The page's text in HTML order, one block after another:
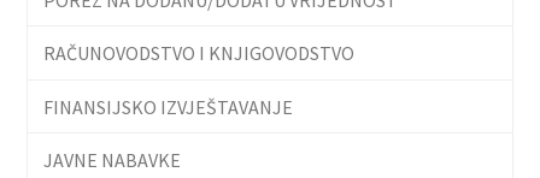
RAČUNOVODSTVO I KNJIGOVODSTVO
FINANSIJSKO IZVJEŠTAVANJE
JAVNE NABAVKE